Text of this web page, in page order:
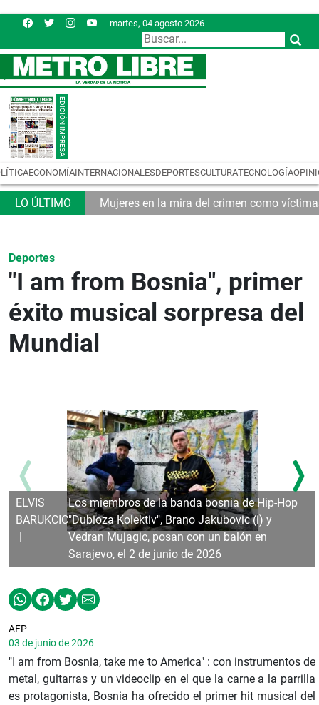
martes, 04 agosto 2026
ECONOMÍAINTERNACIONALESDEPORTESCULTURATECNOLOGÍA
tributario Mujeres en la mira del crimen como
Deportes
"I am from Bosnia", primer
éxito musical sorpresa del
Mundial
Los miembros de la banda bosnia de Hip-Hop
"Dubioza Kolektiv", Brano Jakubovic (i) y
Vedran Mujagic, posan con un balón en
Sarajevo, el 2 de junio de 2026
ELVIS
BARUKCIC
AFP
03 de junio de 2026
"I am from Bosnia, take me to America" : con instrumentos de
metal, guitarras y un videoclip en el que la carne a la parrilla
es protagonista, Bosnia ha ofrecido el primer hit musical del